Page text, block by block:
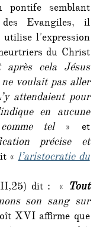
pontife semblant
des Evangiles, il
l’expression
du Christ
après cela Jésus
voulait pas aller
attendaient pour
en aucune
tel» et
précise et
«l’aristocratie du
dit : « Tout
son sang sur
XVI affirme que